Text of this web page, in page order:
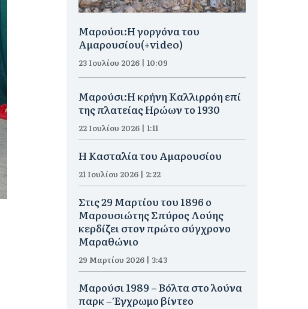
Μαρούσι:H γοργόνα του
Αμαρουσίου(+video)
23 Ιουλίου 2026 | 10:09
Μαρούσι:Η κρήνη Καλλιρρόη επί
της πλατείας Ηρώων το 1930
22 Ιουλίου 2026 | 1:11
Η Κασταλία του Αμαρουσίου
21 Ιουλίου 2026 | 2:22
Στις 29 Μαρτίου του 1896 ο
Μαρουσιώτης Σπύρος Λούης
κερδίζει στον πρώτο σύγχρονο
Μαραθώνιο
29 Μαρτίου 2026 | 3:43
Μαρούσι 1989 – Βόλτα στο λούνα
παρκ – Έγχρωμο βίντεο